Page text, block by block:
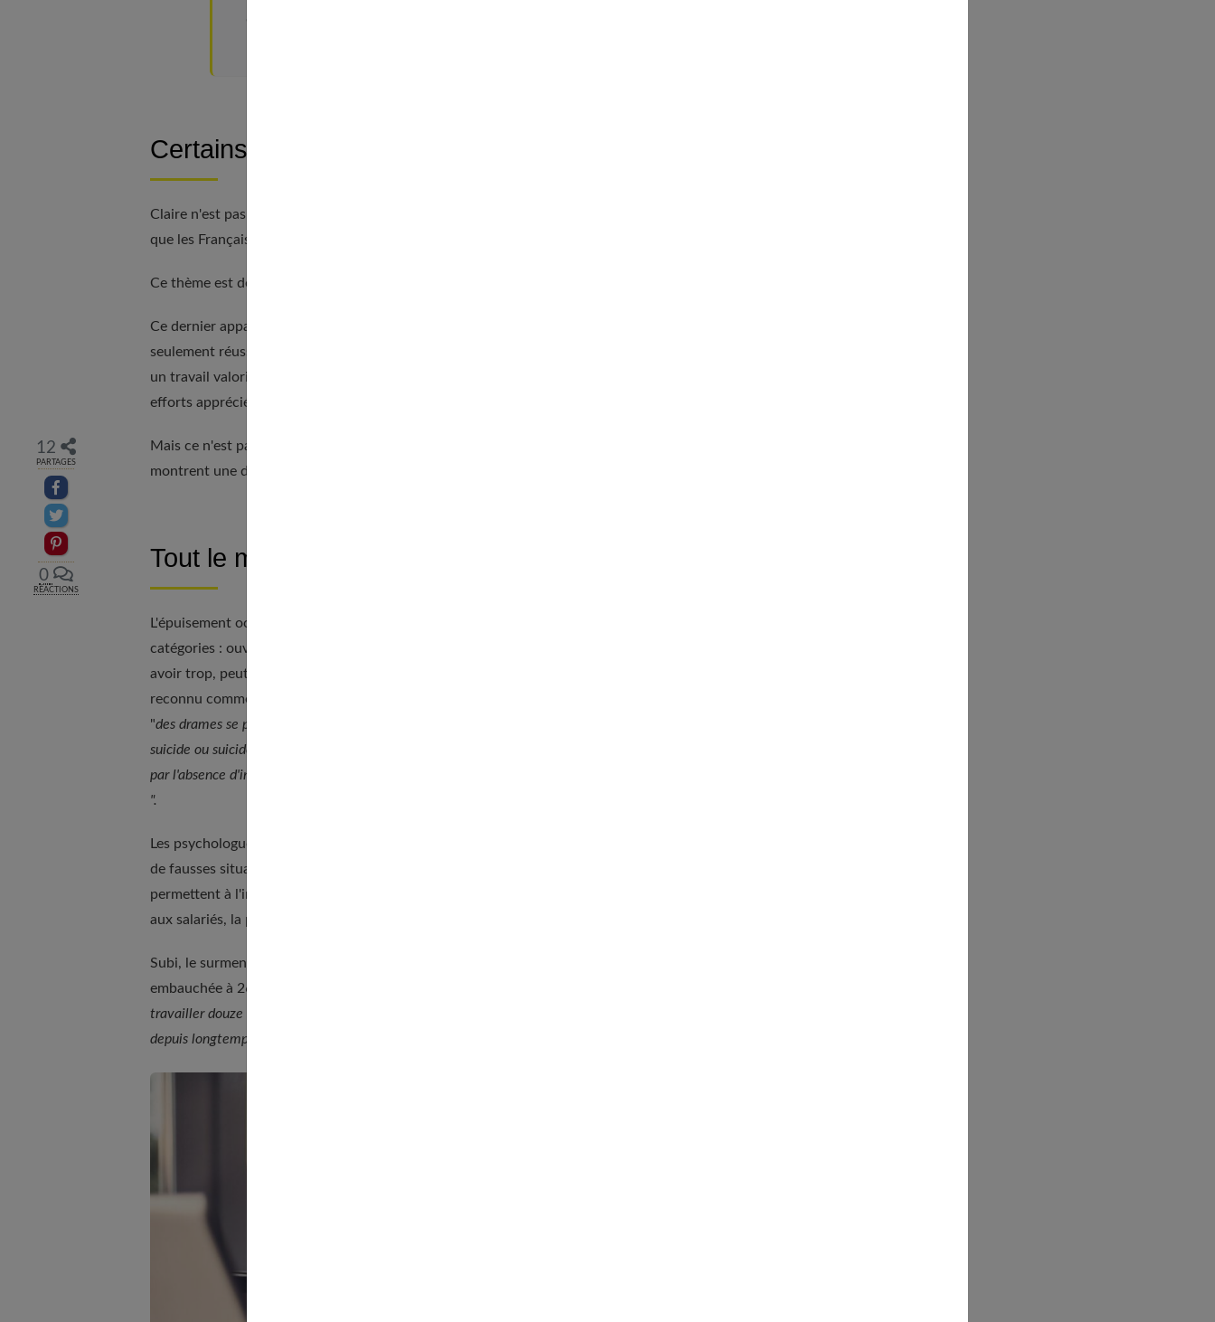
12
PARTAGES
Partager sur facebook
Partager sur Twitter
Epingler sur Pinterest
0
RÉACTIONS
Certains ont besoin du stress pour avancer
Claire n'est pas la seule à assumer avec un certain plaisir. En effet, un sondage, réalisé en 2016, a montré
que les Français associaient au bonheur, la santé, la famille... et le travail.
Ce thème est développé en détail dans notre article sur
Ce dernier apparaissant même devant l'amour ! Rien d'étonnant à cela : pour s'épanouir, il faut non
seulement réussir sa vie personnelle, mais aussi sa vie professionnelle. Ce qui signifie, notamment, avoir
un travail valorisant, utile et varié, jouir d'une certaine autonomie et avoir des responsabilités. Savoir ses
efforts appréciés, se sentir accepté par les autres, offre ainsi la possibilité d'être reconnu.
Mais ce n'est pas toujours le cas. Depuis les 2000, les enquêtes officielles, nationales et européennes,
montrent une dégradation des conditions de travail et de la santé au travail.
Tout le monde peut être concerné
L'épuisement occupe une place à part dans le tableau des maux professionnels. Et il touche toutes les
catégories : ouvriers, secrétaires ou cadres, le fait de ne pas contrôler l'ensemble de son travail, ou d'en
avoir trop, peut entraîner un surmenage et le sentiment d'être dépassé. L'épuisement est maintenant
reconnu comme maladie professionnelle. Etienne Lejour, psychologue du travail, écrit pour sa part que
"des drames se produisent depuis ces dernières années, que l'on n'avait jamais vus auparavant : tentatives de
suicide ou suicides réussis, sur le lieu de travail, qui témoignent probablement de l'impasse psychique générée
par l'absence d'interlocuteur pour écouter la parole de celui qui souffre de son travail, et le mutisme généralisé.
".
Les psychologues n'hésitent pas à parler "d’idéologie de l'urgence", qui amène souvent à se débattre avec
de fausses situations extrêmes et à ne plus savoir distinguer l'urgent de l'important. Or, les temps morts
permettent à l'individu de réfléchir sur soi-même et de se projeter sur le long terme. Ils offrent en outre
aux salariés, la possibilité d'entretenir un échange, promoteur de ce fameux et indispensable lien social.
Subi, le surmenage s'accompagne d'un cortège de pathologies psychiques et psychosomatiques... Julie,
embauchée à 26 ans comme consultante dans une agence de relations publiques : «
travailler douze heures, et je suis allée jusqu'à dix-huit heures d'affilée. J'étais déjà en état de surmenage
depuis longtemps avant que je m'en rende compte, je l'avais intégré comme un mode de fonctionnement. »